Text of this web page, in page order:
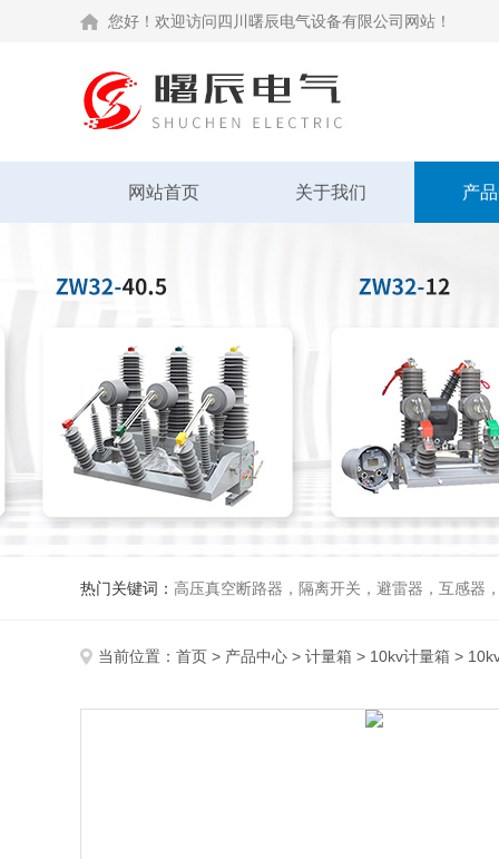
您好！欢迎访问四川曙辰电气设备有限公司网站！
网站首页 关于我们 产
热门关键词： 高压真空断路器，隔离开关，避雷器，互感器
当前位置： 首页 > 产品中心 > 计量箱 > 10kv计量箱 >